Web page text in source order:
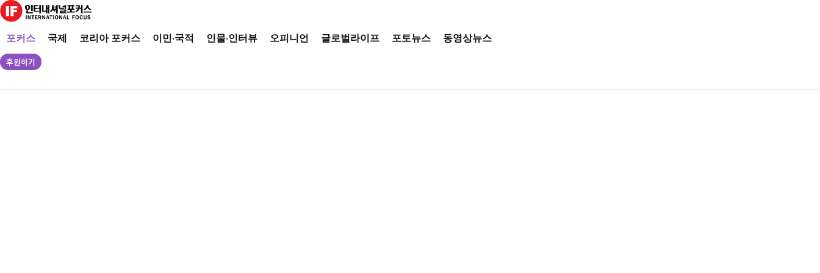
포커스 국제 코리아 포커스 이민·국적 인물·인터뷰 오피니언 글로벌라이프 포토뉴스 동영상뉴스
후원하기